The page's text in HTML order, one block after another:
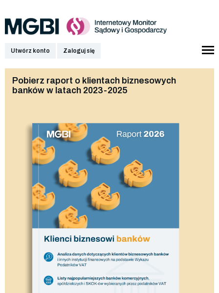
Utwórz konto Zaloguj się
Pobierz raport o klientach biznesowych
banków w latach 2023-2025